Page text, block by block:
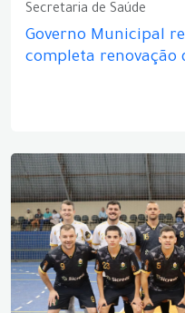
Secretaria de Saúde
Governo Municipal
completa